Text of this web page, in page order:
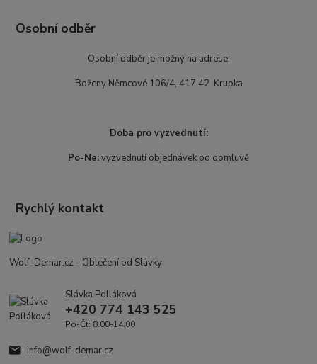
Osobní odběr
Osobní odběr je možný na adrese:
Boženy Němcové 106/4, 417 42 Krupka
Doba pro vyzvednutí:
Po-Ne:vyzvednutí objednávek po domluvě
Rychlý kontakt
Wolf-Demar.cz - Oblečení od Slávky
Slávka Polláková
+420 774 143 525
Po-Čt: 8.00-14.00
info@wolf-demar.cz